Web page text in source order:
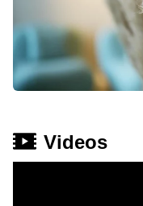
Videos